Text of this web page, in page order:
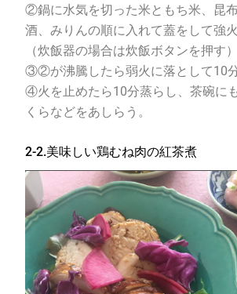
②鍋に水気を切った米ともち米、昆布
酒、みりんの順に入れて蓋をして強火
（炊飯器の場合は炊飯ボタンを押す）
③②が沸騰したら弱火に落として10
④火を止めたら10分蒸らし、茶碗に
くらなどをあしらう。
2-2.美味しい鶏むね肉の紅茶煮